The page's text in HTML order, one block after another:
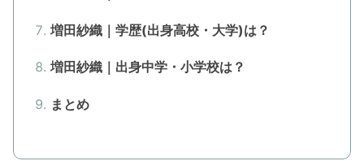
増田紗織｜学歴(出身高校・大学)は？
増田紗織｜出身中学・小学校は？
まとめ